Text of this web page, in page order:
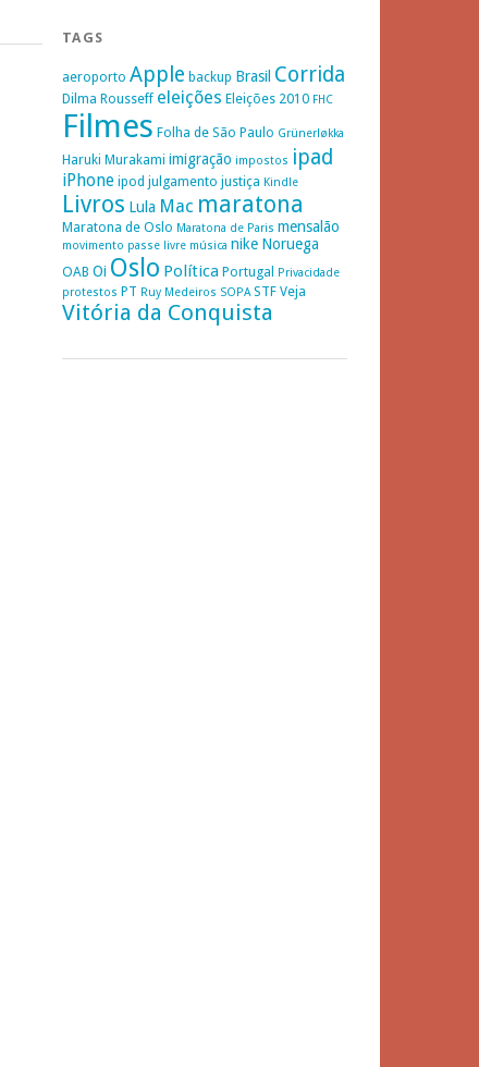
TAGS
aeroporto Apple backup Brasil Corrida
Dilma Rousseff eleições Eleições 2010 FHC
Filmes Folha de São Paulo Grünerløkka
Haruki Murakami imigração impostos ipad
iPhone ipod julgamento justiça Kindle
Livros Lula Mac maratona
Maratona de Oslo Maratona de Paris mensalão
movimento passe livre música nike Noruega
OAB Oi Oslo Política Portugal
Privacidade
protestos PT Ruy Medeiros SOPA STF Veja
Vitória da Conquista